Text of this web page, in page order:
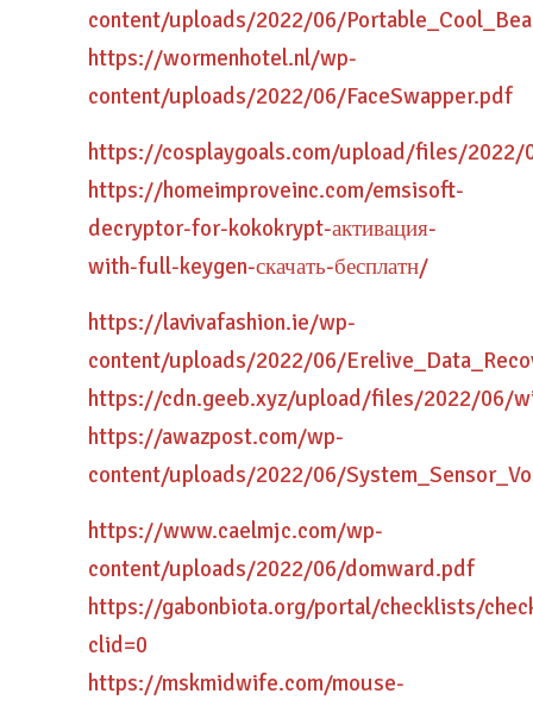
content/uploads/2022/06/
https://wormenhotel.nl/wp-
content/uploads/2022/06/FaceSwapper.pdf
https://cosplaygoals.com/upload/files/2022/
https://homeimproveinc.com/emsisoft-
decryptor-for-kokokrypt-активация-
with-full-keygen-скачать-бесплатн/
https://lavivafashion.ie/wp-
content/uploads/2022/06/
https://cdn.geeb.xyz/upload/files/2022/06/
https://awazpost.com/wp-
content/uploads/2022/06/
https://www.caelmjc.com/wp-
content/uploads/2022/06/domward.pdf
https://gabonbiota.org/portal/checklists/
clid=0
https://mskmidwife.com/mouse-